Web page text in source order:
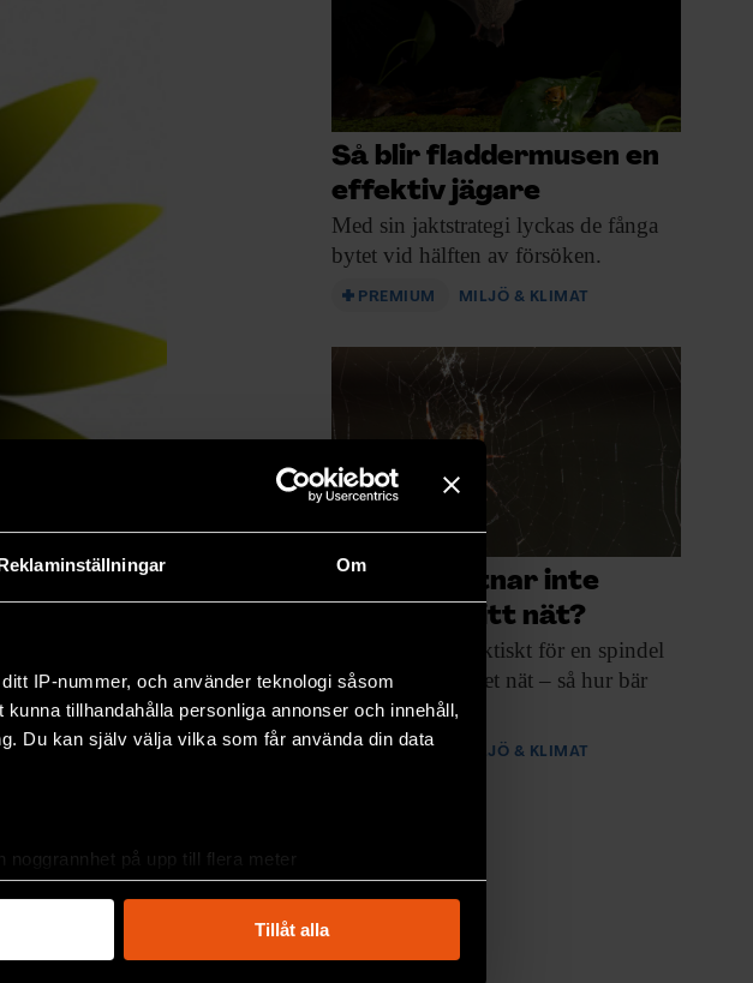
Om
IP-nummer, och använder teknologi såsom
tillhandahålla personliga annonser och innehåll,
Du kan själv välja vilka som får använda din data
på upp till flera meter
kännetecken (fingeravtryck)
dina preferenser i
detaljsektionen. Du kan ändra
Tillåt alla
ingen skillnad.
Så blir fladdermusen en
effektiv jägare
Med sin jaktstrategi lyckas de fånga
bytet vid hälften av försöken.
PREMIUM MILJÖ & KLIMAT
Varför fastnar inte
spindeln i sitt nät?
opraktiskt för en spindel
att fastna i sitt eget nät – så hur bär
den sig åt?
MILJÖ & KLIMAT